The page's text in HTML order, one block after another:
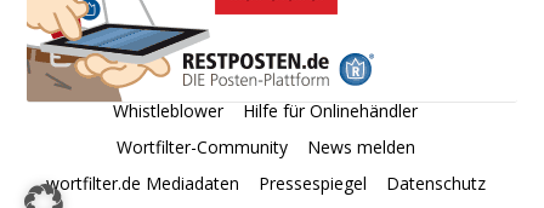
Whistleblower
Hilfe für Onlinehändler
Wortfilter-Community
News melden
wortfilter.de Mediadaten
Pressespiegel
Datenschutz